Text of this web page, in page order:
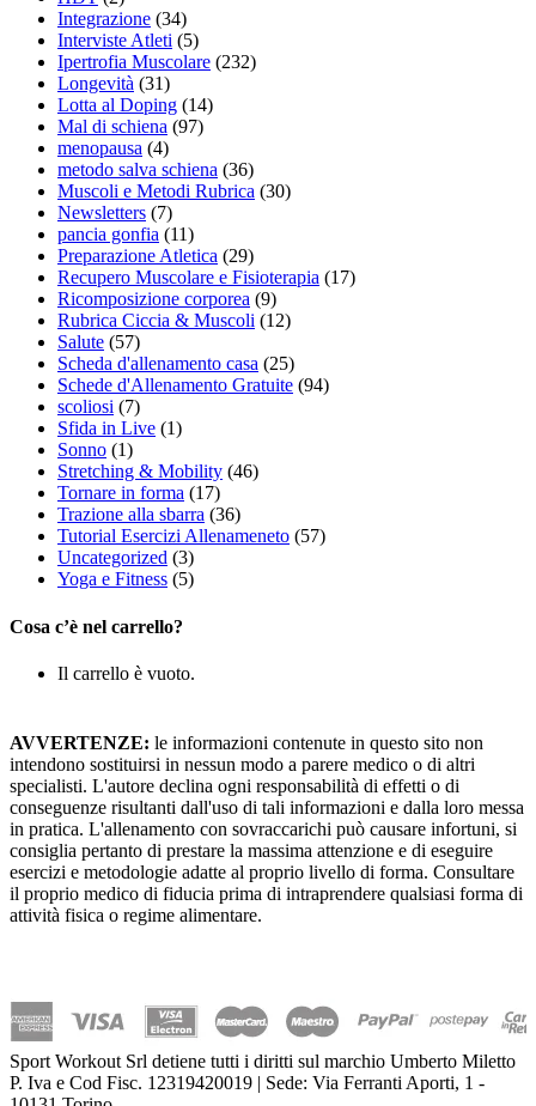
Integrazione (34)
Interviste Atleti (5)
Ipertrofia Muscolare (232)
Longevità (31)
Lotta al Doping (14)
Mal di schiena (97)
menopausa (4)
metodo salva schiena (36)
Muscoli e Metodi Rubrica (30)
Newsletters (7)
pancia gonfia (11)
Preparazione Atletica (29)
Recupero Muscolare e Fisioterapia (17)
Ricomposizione corporea (9)
Rubrica Ciccia & Muscoli (12)
Salute (57)
Scheda d'allenamento casa (25)
Schede d'Allenamento Gratuite (94)
scoliosi (7)
Sfida in Live (1)
Sonno (1)
Stretching & Mobility (46)
Tornare in forma (17)
Trazione alla sbarra (36)
Tutorial Esercizi Allenameneto (57)
Uncategorized (3)
Yoga e Fitness (5)
Cosa c’è nel carrello?
Il carrello è vuoto.
AVVERTENZE: le informazioni contenute in questo sito non
intendono sostituirsi in nessun modo a parere medico o di altri
specialisti. L'autore declina ogni responsabilità di effetti o di
conseguenze risultanti dall'uso di tali informazioni e dalla loro messa
in pratica. L'allenamento con sovraccarichi può causare infortuni, si
consiglia pertanto di prestare la massima attenzione e di eseguire
esercizi e metodologie adatte al proprio livello di forma. Consultare
il proprio medico di fiducia prima di intraprendere qualsiasi forma di
attività fisica o regime alimentare.
Sport Workout Srl detiene tutti i diritti sul marchio Umberto Miletto
P. Iva e Cod Fisc. 12319420019 | Sede: Via Ferranti Aporti, 1 -